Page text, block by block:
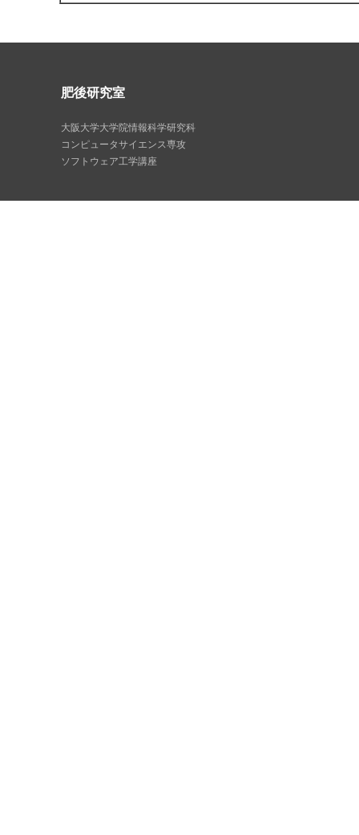
肥後研究室
大阪大学大学院情報科学研究科
コンピュータサイエンス専攻
ソフトウェア工学講座